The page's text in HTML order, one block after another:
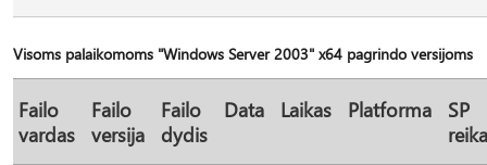
Visoms palaikomoms "Windows Server 2003" x64 pagrindo versijoms
Failo
vardas
Failo
versija
Failo
dydis
Data Laikas Platforma
SP